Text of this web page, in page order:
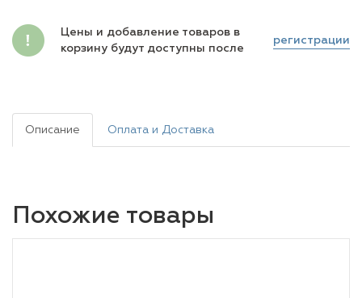
Цены и добавление товаров в
корзину будут доступны после
регистрации
Описание Оплата и Доставка
Похожие товары